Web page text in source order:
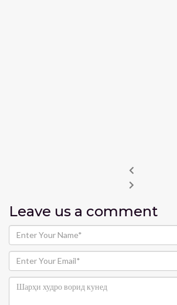
Leave us a comment